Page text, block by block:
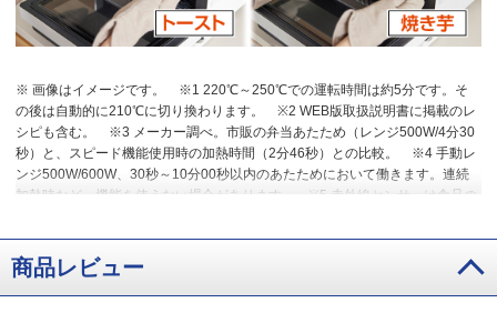
※ 画像はイメージです。
※1 220℃～250℃での運転時間は約5分です。そ
の後は自動的に210℃に切り換わります。
※2 WEB版取扱説明書に掲載のレ
シピも含む。
※3 メーカー調べ。市販の弁当あたため（レンジ500W/4分30
秒）と、スピード機能使用時の加熱時間（2分46秒）との比較。
※4 手動レ
ンジ500W/600W、30秒～10分00秒以内のあたためにおいて働きます。連続
加熱時など、機能を使えない場合があります。
※5 赤外線センサーは食品の
ます。内部の温度は、食品の種類や厚みなどによって設定温度より高くなっ
たり、低くなったりすることがあります。
定」を2回押し、ダイヤルで温度を設定します。
※7 加熱後かき混ぜて、温
度を確認してください。
商品レビュー